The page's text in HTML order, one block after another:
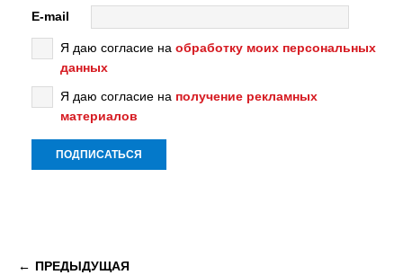
E-mail
Я даю согласие на обработку моих персональных
данных
Я даю согласие на получение рекламных
материалов
ПРЕДЫДУЩАЯ